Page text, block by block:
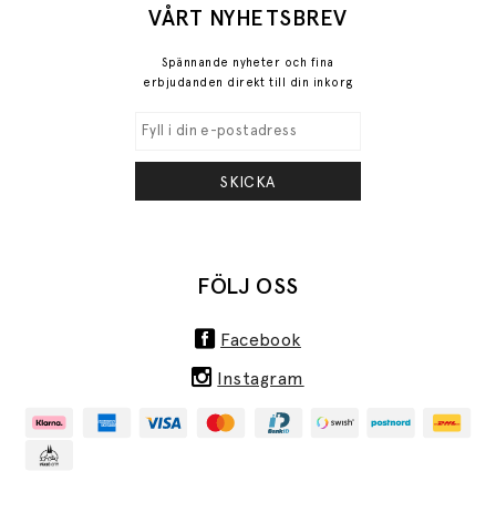
VÅRT NYHETSBREV
Spännande nyheter och fina
erbjudanden direkt till din inkorg
SKICKA
FÖLJ OSS
Facebook
Instagram